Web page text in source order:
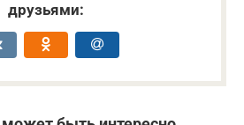
друзьями: